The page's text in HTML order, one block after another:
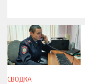
ВЧЕРА, 13:00
СВОДКА